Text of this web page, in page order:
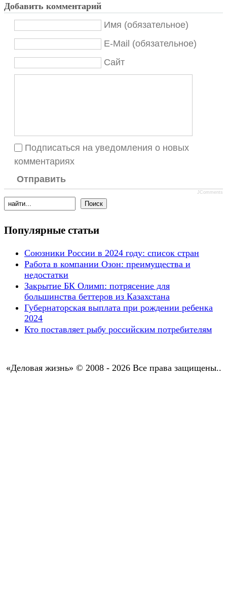
Добавить комментарий
Имя (обязательное)
E-Mail (обязательное)
Сайт
Подписаться на уведомления о новых
комментариях
Отправить
JComments
Популярные статьи
Союзники России в 2024 году: список стран
Работа в компании Озон: преимущества и
недостатки
Закрытие БК Олимп: потрясение для
большинства беттеров из Казахстана
Губернаторская выплата при рождении ребенка
2024
Кто поставляет рыбу российским потребителям
«Деловая жизнь» © 2008 - 2026 Все права защищены..